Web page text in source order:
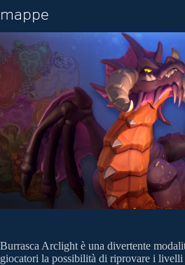
mappe
Burrasca Arclight è una divertente
giocatori la possibilità di riprovare i livelli